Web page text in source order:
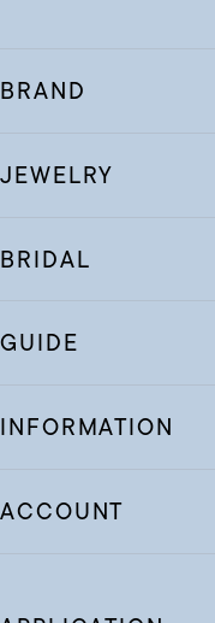
BRAND
JEWELRY
BRIDAL
GUIDE
INFORMATION
ACCOUNT